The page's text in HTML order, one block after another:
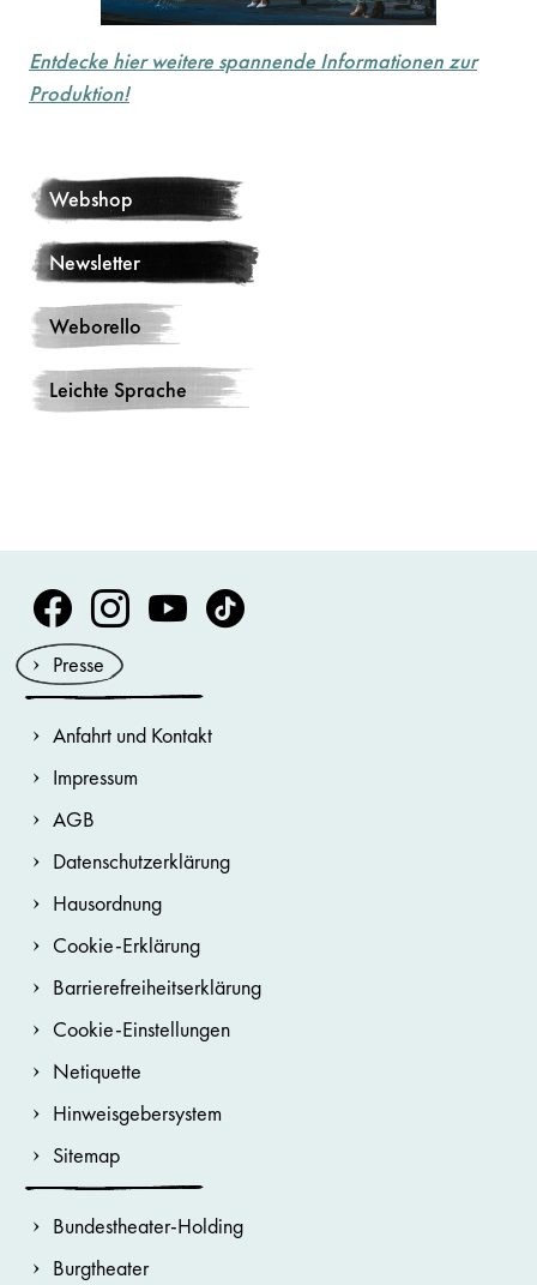
Webshop
Newsletter
Weborello
Leichte Sprache
Entdecke hier weitere spannende Informationen zur
Produktion!
Volksoper Facebook
Volksoper Instagram
Volksoper Youtube
Volksoper TikTok
Presse
Anfahrt und Kontakt
Impressum
AGB
Datenschutzerklärung
Hausordnung
Cookie-Erklärung
Barrierefreiheitserklärung
Cookie-Einstellungen
Netiquette
Hinweisgebersystem
Sitemap
Bundestheater-Holding
Burgtheater